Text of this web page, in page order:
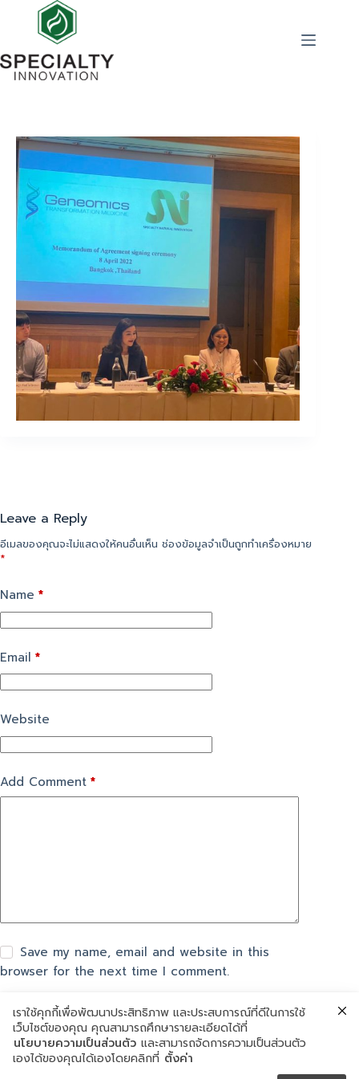
Leave a Reply
อีเมลของคุณจะไม่แสดงให้คนอื่นเห็น ช่องข้อมูลจำเป็นถูกทำเครื่องหมาย
*
Name *
Email *
Website
Add Comment *
Save my name, email and website in this
browser for the next time I comment.
แสดงความเห็น
เราใช้คุกกี้เพื่อพัฒนาประสิทธิภาพ และประสบการณ์ที่ดีในการใช้
เว็บไซต์ของคุณ คุณสามารถศึกษารายละเอียดได้ที่
นโยบายความเป็นส่วนตัว และสามารถจัดการความเป็นส่วนตัว
เองได้ของคุณได้เองโดยคลิกที่ ตั้งค่า